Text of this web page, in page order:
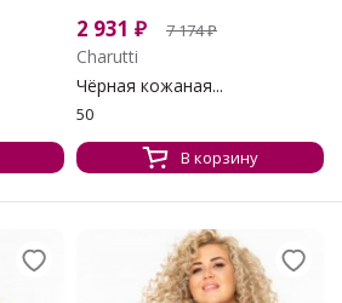
2 931 ₽ 7 174₽
Charutti
Чёрная кожаная...
50
В корзину